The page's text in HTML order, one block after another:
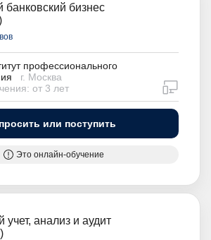
бизнес
профессионального
г. Москва
от 3 лет
или поступить
Это онлайн-обучение
учет, анализ и аудит